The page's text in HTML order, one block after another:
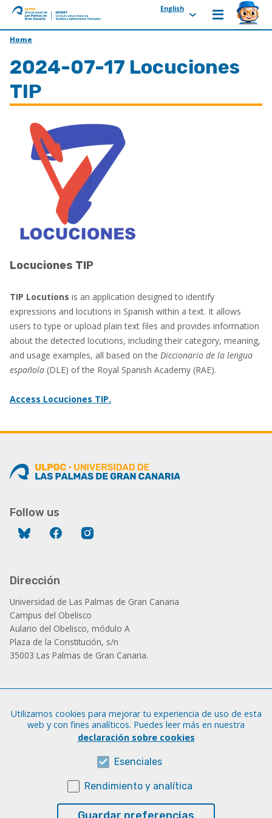
ULPGC
Ir
inicio
de
IATEXT
English
Home
2024-07-17 Locuciones
TIP
Locuciones TIP
TIP Locutions is an application designed to identify
expressions and locutions in Spanish within a text. It allows
users to type or upload plain text files and provides information
about the detected locutions, including their category, meaning,
and usage examples, all based on the Diccionario de la lengua
española (DLE) of the Royal Spanish Academy (RAE).
Access Locuciones TIP.
Follow us
Bluesky Facebook
Dirección
Universidad de Las Palmas de Gran Canaria
Campus del Obelisco
Aulario del Obelisco, módulo A
Plaza de la Constitución, s/n
35003 Las Palmas de Gran Canaria.
Tfno.: +34 928 452 771 / 452 787
Fax: +34 928 451 701
Sobre esta web
Utilizamos cookies para mejorar tu experiencia de uso de esta
web y con fines analíticos. Puedes leer más en nuestra
declaración sobre cookies
Esenciales
Rendimiento y analítica